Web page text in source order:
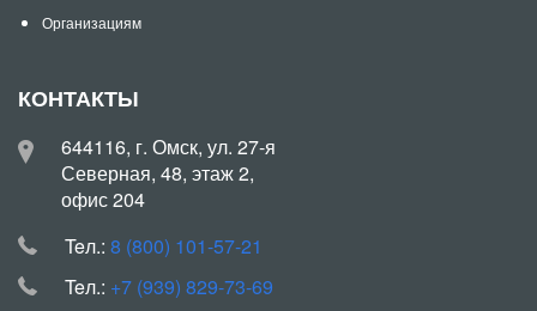
Организациям
КОНТАКТЫ
644116, г. Омск, ул. 27-я
Северная, 48, этаж 2,
офис 204
Teл.: 8 (800) 101-57-21
Teл.: +7 (939) 829-73-69